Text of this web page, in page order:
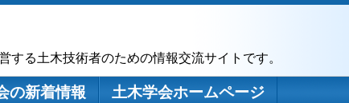
する土木技術者のための情報交流サイトです。
の新着情報
土木学会ホームページ